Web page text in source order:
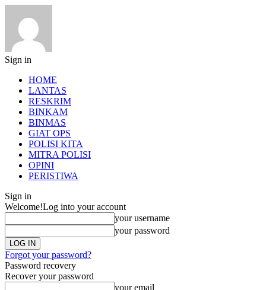
Sign in
HOME
LANTAS
RESKRIM
BINKAM
BINMAS
GIAT OPS
POLISI KITA
MITRA POLISI
OPINI
PERISTIWA
Sign in
Welcome!Log into your account
your username
your password
Forgot your password?
Password recovery
Recover your password
your email